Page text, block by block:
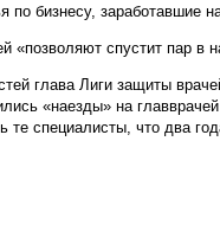
по бизнесу, заработавшие
«позволяют спустит пар
глава Лиги защиты
«наезды» на
те специалисты, что два